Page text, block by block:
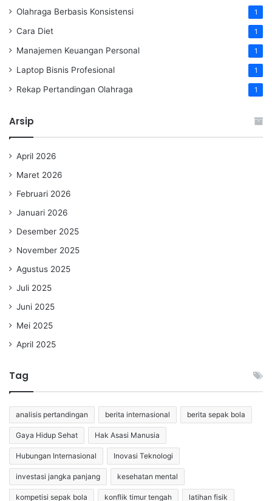
Olahraga Berbasis Konsistensi 1
Cara Diet 1
Manajemen Keuangan Personal 1
Laptop Bisnis Profesional 1
Rekap Pertandingan Olahraga 1
Arsip
April 2026
Maret 2026
Februari 2026
Januari 2026
Desember 2025
November 2025
Agustus 2025
Juli 2025
Juni 2025
Mei 2025
April 2025
Tag
analisis pertandingan berita internasional berita sepak bola
Gaya Hidup Sehat Hak Asasi Manusia
Hubungan Internasional Inovasi Teknologi
investasi jangka panjang kesehatan mental
kompetisi sepak bola konflik timur tengah latihan fisik